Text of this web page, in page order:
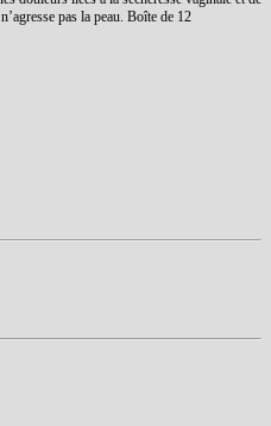
pas la peau. Boîte de 12